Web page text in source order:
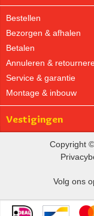
Bestellen
Bezorgen & afhalen
Betalen
Annuleren &
Service & garantie
Montage & inbouw
Vestigingen
Copyright
Volg ons